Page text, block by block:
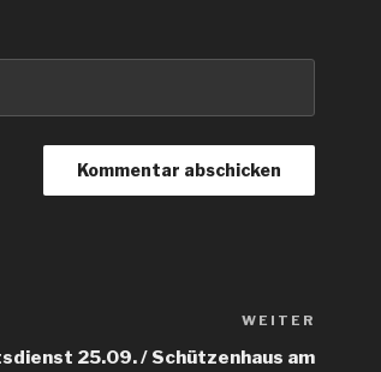
Beitrag
WEITER
25.09. / Schützenhaus am